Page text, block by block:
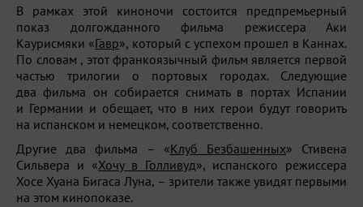
В рамках этой киноночи состоится предпремьерный
показ долгожданного фильма режиссера Аки
Каурисмяки «Гавр», который с успехом прошел в Каннах.
По словам , этот франкоязычный фильм является первой
частью трилогии о портовых городах. Следующие
два фильма он собирается снимать в портах Испании
и Германии и обещает, что в них герои будут говорить
на испанском и немецком, соответственно.
Другие два фильма – «Клуб Безбашенных» Стивена
Сильвера и «Хочу в Голливуд», испанского режиссера
Хосе Хуана Бигаса Луна, – зрители также увидят первыми
на этом кинопоказе.